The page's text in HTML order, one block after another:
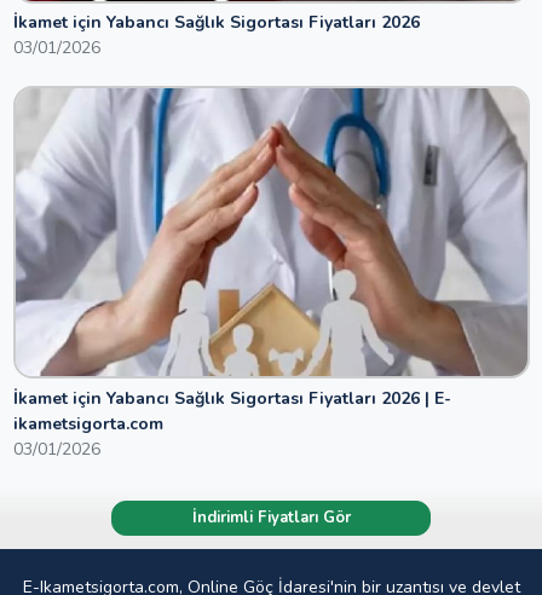
İkamet için Yabancı Sağlık Sigortası Fiyatları 2026
03/01/2026
İkamet için Yabancı Sağlık Sigortası Fiyatları 2026 | E-
ikametsigorta.com
03/01/2026
İndirimli Fiyatları Gör
E-Ikametsigorta.com, Online Göç İdaresi'nin bir uzantısı ve devlet